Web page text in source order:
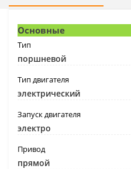
Основные
Тип
поршневой
Тип двигателя
электрический
Запуск двигателя
электро
Привод
прямой